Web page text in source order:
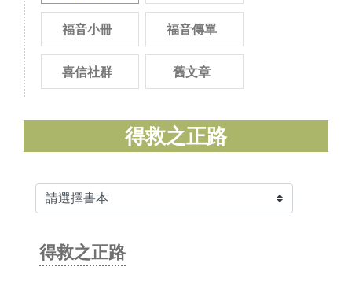
福音小冊 福音傳單
喜信社群 舊文章
得救之正路
得救之正路